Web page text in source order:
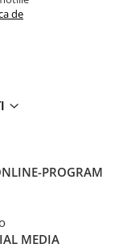
CARE
Fan)
de
PROGRAM
MEDIA